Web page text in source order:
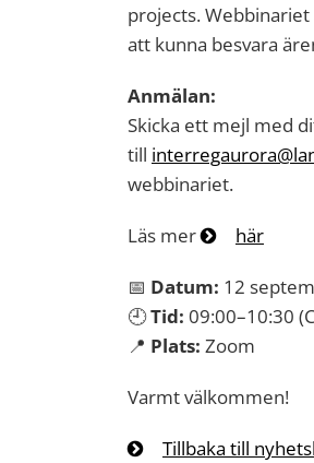
projects.
att kunna besvara
Anmälan:
Skicka ett mejl med
till
webbinariet.
Läs mer här
📅 Datum: 12
🕘Tid: 09:00–10:30
📍 Plats: Zoom
Varmt välkommen!
Tillbaka till